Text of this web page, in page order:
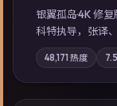
银翼孤岛·4K 修
科特执导，张译
轴，边境小镇的
域气质；站内亦
检索同类型高分
48,171 热度 7.5